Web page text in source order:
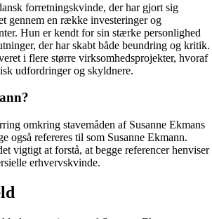
forretningskvinde, der har gjort sig
gennem en række investeringer og
Hun er kendt for sin stærke personlighed
der har skabt både beundring og kritik.
i flere større virksomhedsprojekter, hvoraf
udfordringer og skyldnere.
omkring stavemåden af Susanne Ekmans
også refereres til som Susanne Ekmann.
vigtigt at forstå, at begge referencer henviser
erhvervskvinde.